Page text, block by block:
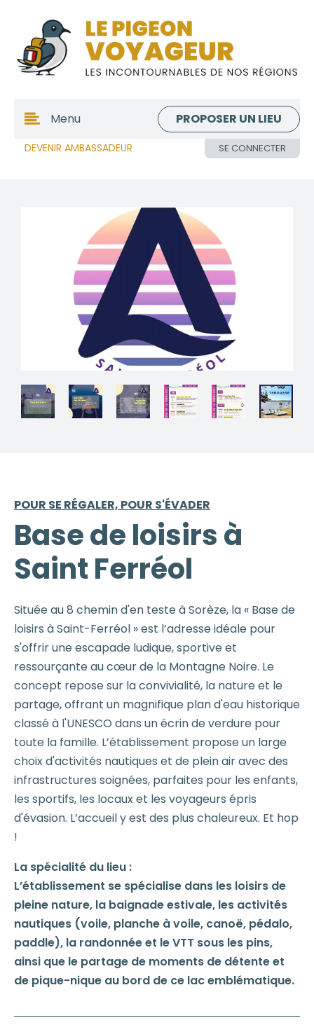
DEVENIR AMBASSADEUR SE CONNECTER
Menu PROPOSER UN LIEU
POUR SE RÉGALER, POUR S'ÉVADER
Base de loisirs à
Saint Ferréol
Située au 8 chemin d'en teste à Sorèze, la « Base de
loisirs à Saint-Ferréol » est l’adresse idéale pour
s'offrir une escapade ludique, sportive et
ressourçante au cœur de la Montagne Noire. Le
concept repose sur la convivialité, la nature et le
partage, offrant un magnifique plan d'eau historique
classé à l'UNESCO dans un écrin de verdure pour
toute la famille. L’établissement propose un large
choix d'activités nautiques et de plein air avec des
infrastructures soignées, parfaites pour les enfants,
les sportifs, les locaux et les voyageurs épris
d'évasion. L’accueil y est des plus chaleureux. Et hop
!
La spécialité du lieu :
L’établissement se spécialise dans les loisirs de
pleine nature, la baignade estivale, les activités
nautiques (voile, planche à voile, canoë, pédalo,
paddle), la randonnée et le VTT sous les pins,
ainsi que le partage de moments de détente et
de pique-nique au bord de ce lac emblématique.